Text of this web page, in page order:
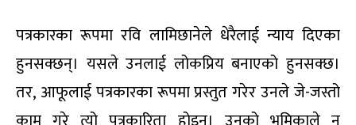
पत्रकारका रूपमा रवि लामिछानेले धेरैलाई न्याय दिएका
हुनसक्छन्। यसले उनलाई लोकप्रिय बनाएको हुनसक्छ।
तर, आफूलाई पत्रकारका रूपमा प्रस्तुत गरेर उनले जे-जस्तो